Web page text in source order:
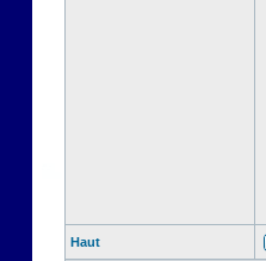
Haut